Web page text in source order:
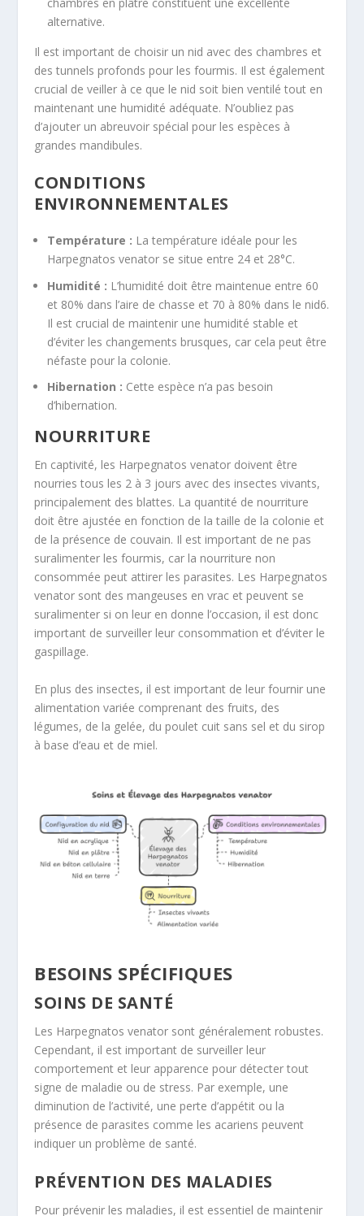
alternative.
Il est important de choisir un nid avec des chambres et
des tunnels profonds pour les fourmis. Il est également
crucial de veiller à ce que le nid soit bien ventilé tout en
maintenant une humidité adéquate. N’oubliez pas
d’ajouter un abreuvoir spécial pour les espèces à
grandes mandibules.
CONDITIONS
ENVIRONNEMENTALES
Température : La température idéale pour les
Harpegnatos venator se situe entre 24 et 28°C.
Humidité : L’humidité doit être maintenue entre 60
et 80% dans l’aire de chasse et 70 à 80% dans le nid6.
Il est crucial de maintenir une humidité stable et
d’éviter les changements brusques, car cela peut être
néfaste pour la colonie.
Hibernation : Cette espèce n’a pas besoin
d’hibernation.
NOURRITURE
En captivité, les Harpegnatos venator doivent être
nourries tous les 2 à 3 jours avec des insectes vivants,
principalement des blattes. La quantité de nourriture
doit être ajustée en fonction de la taille de la colonie et
de la présence de couvain. Il est important de ne pas
suralimenter les fourmis, car la nourriture non
consommée peut attirer les parasites. Les Harpegnatos
venator sont des mangeuses en vrac et peuvent se
suralimenter si on leur en donne l’occasion, il est donc
important de surveiller leur consommation et d’éviter le
gaspillage.
En plus des insectes, il est important de leur fournir une
alimentation variée comprenant des fruits, des
légumes, de la gelée, du poulet cuit sans sel et du sirop
à base d’eau et de miel.
BESOINS SPÉCIFIQUES
SOINS DE SANTÉ
Les Harpegnatos venator sont généralement robustes.
Cependant, il est important de surveiller leur
comportement et leur apparence pour détecter tout
signe de maladie ou de stress. Par exemple, une
diminution de l’activité, une perte d’appétit ou la
présence de parasites comme les acariens peuvent
indiquer un problème de santé.
PRÉVENTION DES MALADIES
Pour prévenir les maladies, il est essentiel de maintenir